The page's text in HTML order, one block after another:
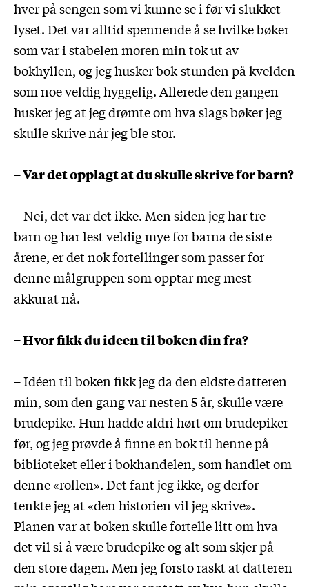
hver på sengen som vi kunne se i før vi slukket
lyset. Det var alltid spennende å se hvilke bøker
som var i stabelen moren min tok ut av
bokhyllen, og jeg husker bok-stunden på kvelden
som noe veldig hyggelig. Allerede den gangen
husker jeg at jeg drømte om hva slags bøker jeg
skulle skrive når jeg ble stor.
– Var det opplagt at du skulle skrive for barn?
– Nei, det var det ikke. Men siden jeg har tre
barn og har lest veldig mye for barna de siste
årene, er det nok fortellinger som passer for
denne målgruppen som opptar meg mest
akkurat nå.
– Hvor fikk du ideen til boken din fra?
– Idéen til boken fikk jeg da den eldste datteren
min, som den gang var nesten 5 år, skulle være
brudepike. Hun hadde aldri hørt om brudepiker
før, og jeg prøvde å finne en bok til henne på
biblioteket eller i bokhandelen, som handlet om
denne «rollen». Det fant jeg ikke, og derfor
tenkte jeg at «den historien vil jeg skrive».
Planen var at boken skulle fortelle litt om hva
det vil si å være brudepike og alt som skjer på
den store dagen. Men jeg forsto raskt at datteren